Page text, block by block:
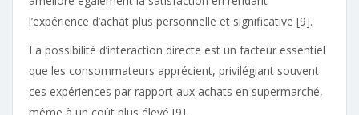
l’expérience d’achat plus personnelle et significative [9].
La possibilité d’interaction directe est un facteur essentiel
que les consommateurs apprécient, privilégiant souvent
ces expériences par rapport aux achats en supermarché,